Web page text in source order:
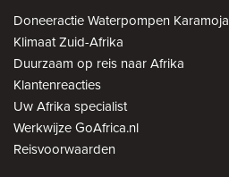
Doneeractie Waterpompen Karamoja
Klimaat Zuid-Afrika
Duurzaam op reis naar Afrika
Klantenreacties
Uw Afrika specialist
Werkwijze GoAfrica.nl
Reisvoorwaarden